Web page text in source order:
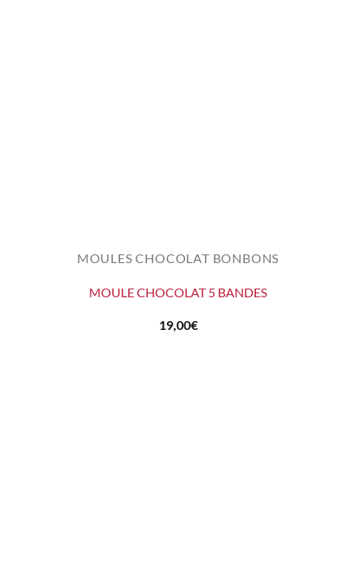
MOULES CHOCOLAT BONBONS
MOULE CHOCOLAT 5 BANDES
19,00€